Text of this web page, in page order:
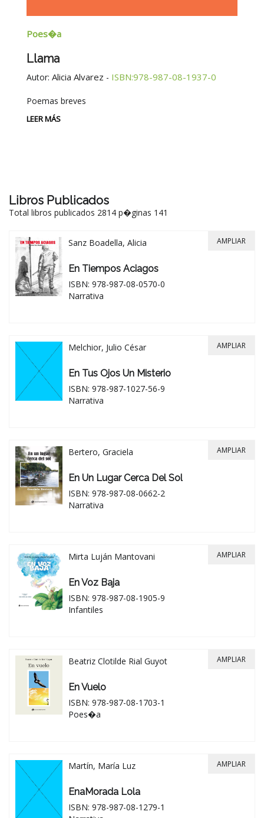
Poes�a
Llama
Autor: Alicia Alvarez - ISBN:978-987-08-1937-0
Poemas breves
LEER MÁS
Libros Publicados
Total libros publicados 2814 p�ginas 141
Sanz Boadella, Alicia
En Tiempos Aciagos
ISBN: 978-987-08-0570-0
Narrativa
AMPLIAR
Melchior, Julio César
En Tus Ojos Un Misterio
ISBN: 978-987-1027-56-9
Narrativa
AMPLIAR
Bertero, Graciela
En Un Lugar Cerca Del Sol
ISBN: 978-987-08-0662-2
Narrativa
AMPLIAR
Mirta Luján Mantovani
En Voz Baja
ISBN: 978-987-08-1905-9
Infantiles
AMPLIAR
Beatriz Clotilde Rial Guyot
En Vuelo
ISBN: 978-987-08-1703-1
Poes�a
AMPLIAR
Martín, María Luz
EnaMorada Lola
ISBN: 978-987-08-1279-1
AMPLIAR